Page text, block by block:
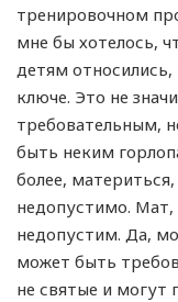
тренировочном
мне бы хотелось,
детям
ключе. Это не
требовательным,
быть неким
более,
недопустимо.
недопустим. Да,
может быть
не святые и могут